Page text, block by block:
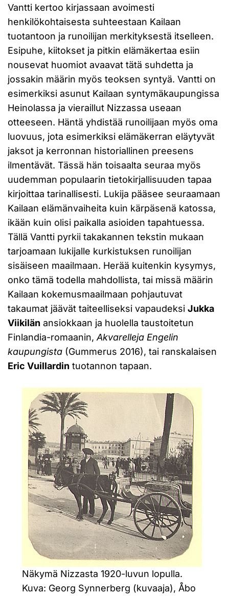
Vantti kertoo kirjassaan avoimesti
henkilökohtaisesta suhteestaan Kailaan
tuotantoon ja runoilijan merkityksestä itselleen.
Esipuhe, kiitokset ja pitkin elämäkertaa esiin
nousevat huomiot avaavat tätä suhdetta ja
jossakin määrin myös teoksen syntyä. Vantti on
esimerkiksi asunut Kailaan syntymäkaupungissa
Heinolassa ja vieraillut Nizzassa useaan
otteeseen. Häntä yhdistää runoilijaan myös oma
luovuus, jota esimerkiksi elämäkerran eläytyvät
jaksot ja kerronnan historiallinen preesens
ilmentävät. Tässä hän toisaalta seuraa myös
uudemman populaarin tietokirjallisuuden tapaa
kirjoittaa tarinallisesti. Lukija pääsee seuraamaan
Kailaan elämänvaiheita kuin kärpäsenä katossa,
ikään kuin olisi paikalla asioiden tapahtuessa.
Tällä Vantti pyrkii takakannen tekstin mukaan
tarjoamaan lukijalle kurkistuksen runoilijan
sisäiseen maailmaan. Herää kuitenkin kysymys,
onko tämä todella mahdollista, tai missä määrin
Kailaan kokemusmaailmaan pohjautuvat
takaumat jäävät taiteelliseksi vapaudeksi Jukka
Viikilän ansiokkaan ja huolella taustoitetun
Finlandia-romaanin, Akvarelleja Engelin
kaupungista (Gummerus 2016), tai ranskalaisen
Eric Vuillardin tuotannon tapaan.
Näkymä Nizzasta 1920-luvun lopulla.
Kuva: Georg Synnerberg (kuvaaja), Åbo